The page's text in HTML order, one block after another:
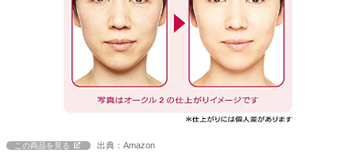
この商品を見る 出典：Amazon